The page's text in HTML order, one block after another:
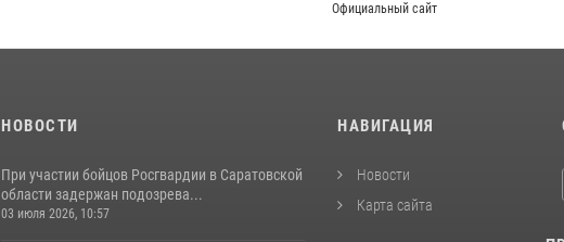
Официальный сайт
НОВОСТИ
При участии бойцов Росгвардии в Саратовской
области задержан подозрева...
03 июля 2026, 10:57
НАВИГАЦИЯ
Новости
Карта сайта